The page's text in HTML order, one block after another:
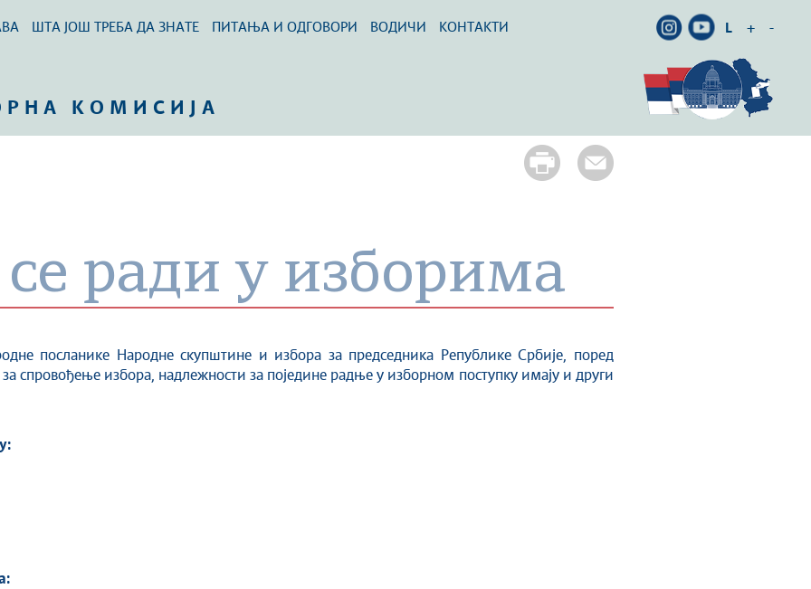
ШТА ЈОШ ТРЕБА ДА ЗНАТЕ ПИТАЊА И ОДГОВОРИ ВОДИЧИ КОНТАКТИ L + -
КОМИСИЈА
ради у изборима
посланике Народне скупштине и избора за председника Републике Србије, поред
спровођење избора, надлежности за поједине радње у изборном поступку имају и други